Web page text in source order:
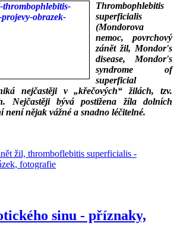
Thrombophlebitis
superficialis
(Mondorova
nemoc, povrchový
zánět žil, Mondor's
disease, Mondor's
syndrome of
superficial
nejčastěji v „křečových“ žilách, tzv.
Nejčastěji bývá postižena žíla dolních
není nějak vážné a snadno léčitelné.
žil, thromboflebitis superficialis -
fotografie
sinu - příznaky,